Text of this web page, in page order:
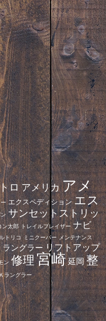
ロ アメリカアメ
エクスペディション エス
サンセットストリッ
ン太郎 トレイルブレイザー ナビ
トリコ ミニクーパー メンテナンス
ラングラー リフトアップ
ン 修理宮崎延岡整
ラングラー